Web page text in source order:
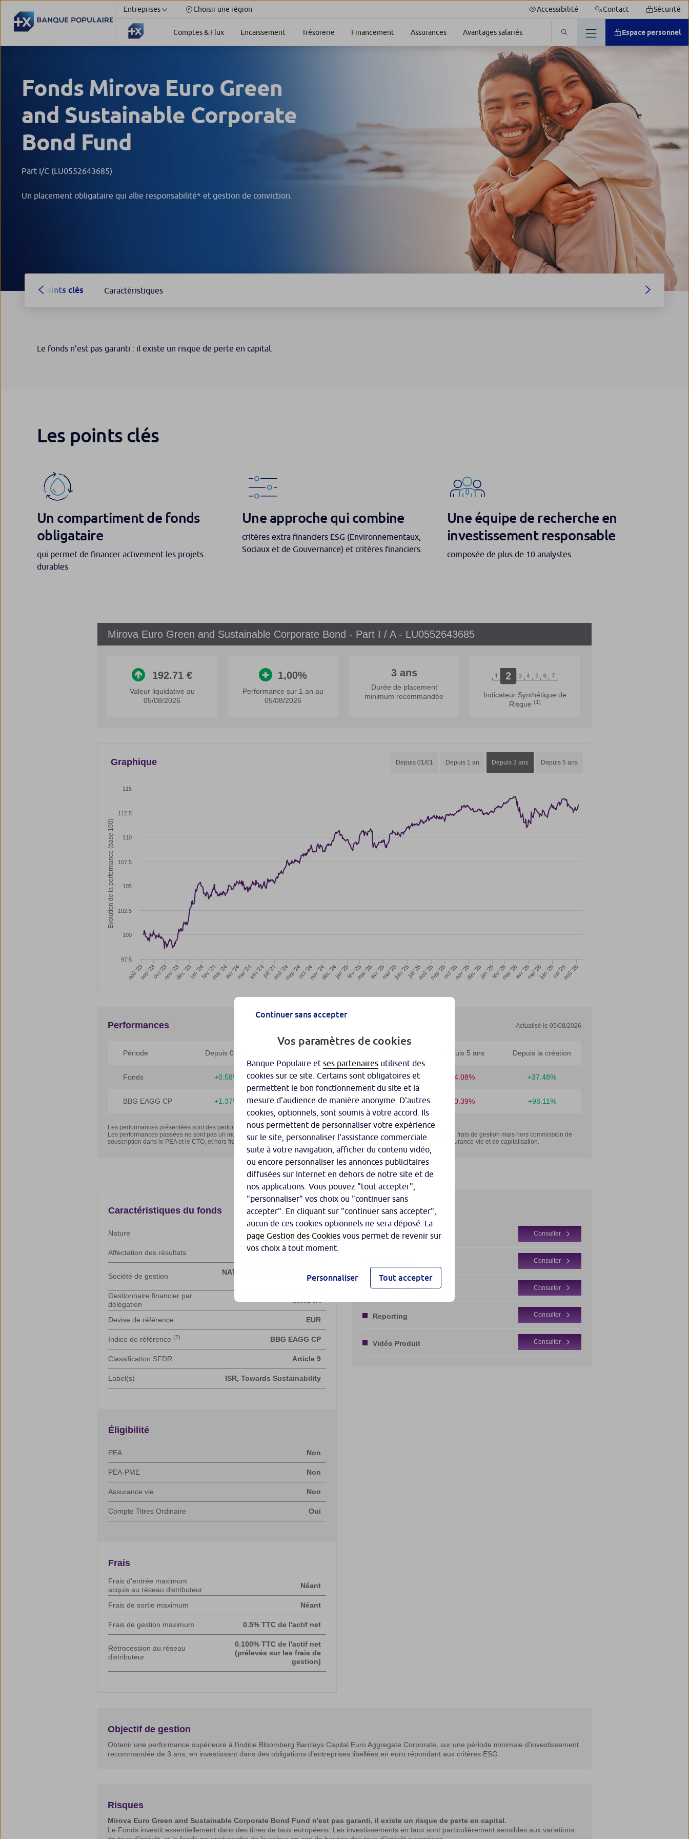
Entreprises Choisir une région Accessibilité Contact Sécurité
Comptes & Flux Encaissement Trésorerie Financement Assurances Avantages salariés Espace personnel
Fonds Mirova Euro Green
and Sustainable Corporate
Bond Fund
Part I/C (LU0552643685)
Un placement obligataire qui allie responsabilité* et gestion de conviction.
Points clés Caractéristiques
Le fonds n’est pas garanti : il existe un risque de perte en capital.
Les points clés
Un compartiment de fonds
obligataire
qui permet de financer activement les projets
durables
Une approche qui combine
critères extra financiers ESG (Environnementaux,
Sociaux et de Gouvernance) et critères financiers.
Une équipe de recherche en
investissement responsable
composée de plus de 10 analystes
Continuer sans accepter
Vos paramètres de cookies
Banque Populaire et ses partenaires utilisent des
cookies sur ce site. Certains sont obligatoires et
permettent le bon fonctionnement du site et la
mesure d'audience de manière anonyme. D'autres
cookies, optionnels, sont soumis à votre accord. Ils
nous permettent de personnaliser votre expérience
sur le site, personnaliser l'assistance commerciale
suite à votre navigation, afficher du contenu vidéo,
ou encore personnaliser les annonces publicitaires
diffusées sur Internet en dehors de notre site et de
nos applications. Vous pouvez "tout accepter",
"personnaliser" vos choix ou "continuer sans
accepter". En cliquant sur "continuer sans accepter",
aucun de ces cookies optionnels ne sera déposé. La
page Gestion des Cookies vous permet de revenir sur
vos choix à tout moment.
Personnaliser Tout accepter